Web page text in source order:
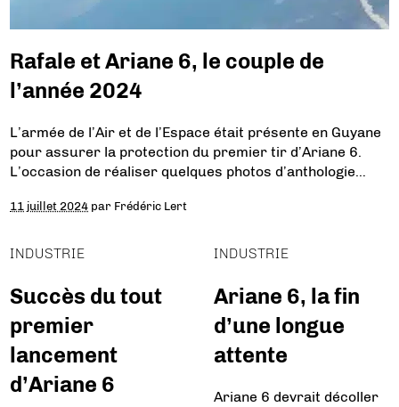
Rafale et Ariane 6, le couple de
l’année 2024
L’armée de l’Air et de l’Espace était présente en Guyane
pour assurer la protection du premier tir d’Ariane 6.
L’occasion de réaliser quelques photos d’anthologie…
11 juillet 2024 par Frédéric Lert
INDUSTRIE
Succès du tout
premier
lancement
d’Ariane 6
INDUSTRIE
Ariane 6, la fin
d’une longue
attente
Ariane 6 devrait décoller